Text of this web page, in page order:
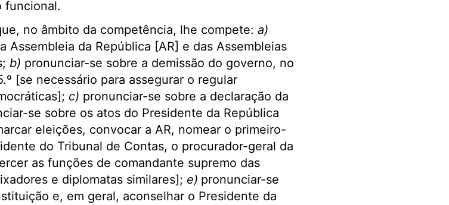
funcional.
no âmbito da competência, lhe compete: a)
Assembleia da República [AR] e das Assembleias
b) pronunciar-se sobre a demissão do governo, no
[se necessário para assegurar o regular
c) pronunciar-se sobre a declaração da
se sobre os atos do Presidente da República
eleições, convocar a AR, nomear o primeiro-
do Tribunal de Contas, o procurador-geral da
as funções de comandante supremo das
e diplomatas similares]; e) pronunciar-se
e, em geral, aconselhar o Presidente da